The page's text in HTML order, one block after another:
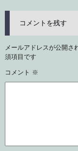
コメントを残す
メールアドレスが公開さ
須項目です
コメント ※